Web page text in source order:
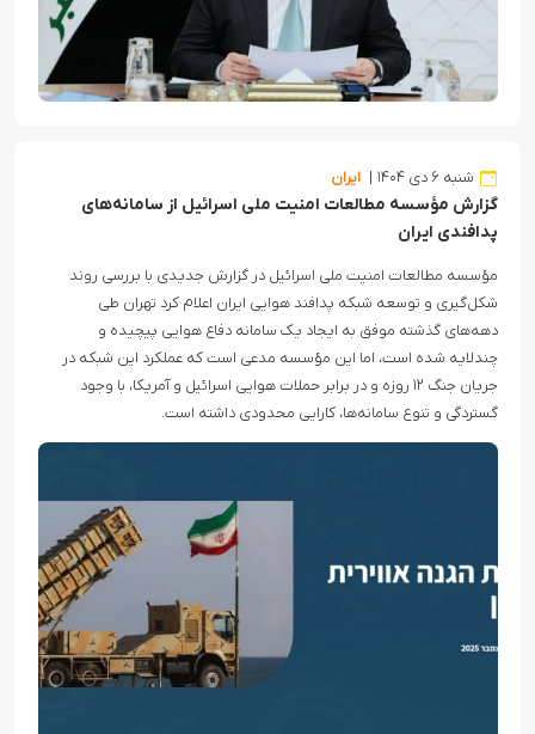
شنبه ۶ دی ۱۴۰۴ ایران
گزارش مؤسسه مطالعات امنیت ملی اسرائیل از سامانه‌های
پدافندی ایران
مؤسسه مطالعات امنیت ملی اسرائیل در گزارش جدیدی با بررسی روند
شکل‌گیری و توسعه شبکه پدافند هوایی ایران اعلام کرد تهران طی
دهه‌های گذشته موفق به ایجاد یک سامانه دفاع هوایی پیچیده و
چندلایه شده است، اما این مؤسسه مدعی است که عملکرد این شبکه در
جریان جنگ ۱۲ روزه و در برابر حملات هوایی اسرائیل و آمریکا، با وجود
گستردگی و تنوع سامانه‌ها، کارایی محدودی داشته است.